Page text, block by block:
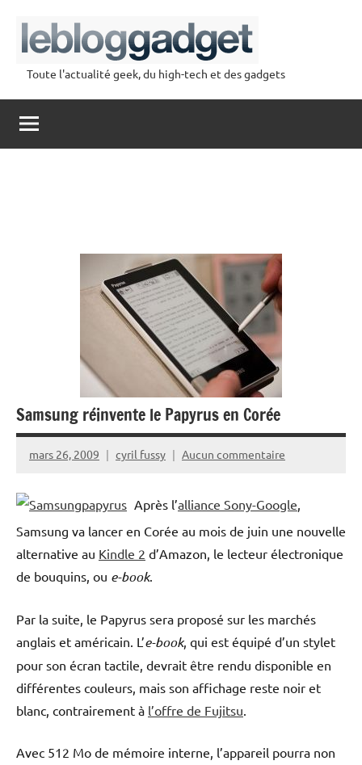
contenu
lebloggadget
Toute l'actualité geek, du high-tech et des gadgets
Samsung réinvente le Papyrus en Corée
mars 26, 2009 cyril fussy Aucun commentaire
Après l’alliance Sony-Google
Samsung va lancer en Corée au mois de juin une nouvelle
alternative au Kindle 2 d’Amazon, le lecteur électronique
de bouquins, ou e-book.
Par la suite, le Papyrus sera proposé sur les marchés
anglais et américain. L’e-book, qui est équipé d’un stylet
pour son écran tactile, devrait être rendu disponible en
différentes couleurs, mais son affichage reste noir et
blanc, contrairement à l’offre de Fujitsu
Avec 512 Mo de mémoire interne, l’appareil pourra non